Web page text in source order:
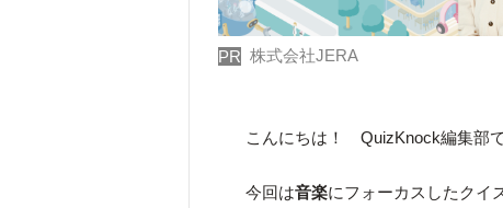
PR 株式会社JERA
こんにちは！ QuizKnock編集部で
今回は音楽にフォーカスしたクイ